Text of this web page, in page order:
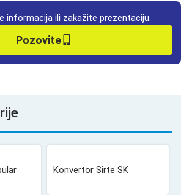
informacija ili zakažite prezentaciju.
Pozovite
Konvertor Sirte SK